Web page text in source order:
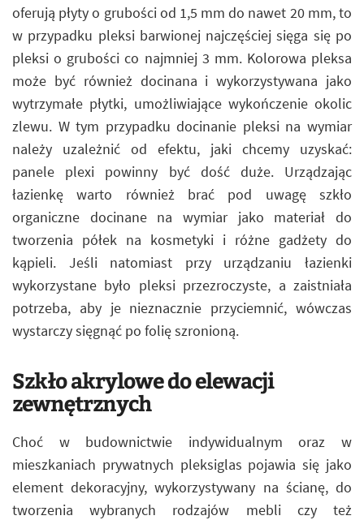
oferują płyty o grubości od 1,5 mm do nawet 20 mm, to
w przypadku pleksi barwionej najczęściej sięga się po
pleksi o grubości co najmniej 3 mm. Kolorowa pleksa
może być również docinana i wykorzystywana jako
wytrzymałe płytki, umożliwiające wykończenie okolic
zlewu. W tym przypadku docinanie pleksi na wymiar
należy uzależnić od efektu, jaki chcemy uzyskać:
panele plexi powinny być dość duże. Urządzając
łazienkę warto również brać pod uwagę szkło
organiczne docinane na wymiar jako materiał do
tworzenia półek na kosmetyki i różne gadżety do
kąpieli. Jeśli natomiast przy urządzaniu łazienki
wykorzystane było pleksi przezroczyste, a zaistniała
potrzeba, aby je nieznacznie przyciemnić, wówczas
wystarczy sięgnąć po folię szronioną.
Szkło akrylowe do elewacji
zewnętrznych
Choć w budownictwie indywidualnym oraz w
mieszkaniach prywatnych pleksiglas pojawia się jako
element dekoracyjny, wykorzystywany na ścianę, do
tworzenia wybranych rodzajów mebli czy też